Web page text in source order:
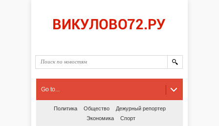
Go to...
Политика Общество
Дежурный репортер
Экономика
Спорт